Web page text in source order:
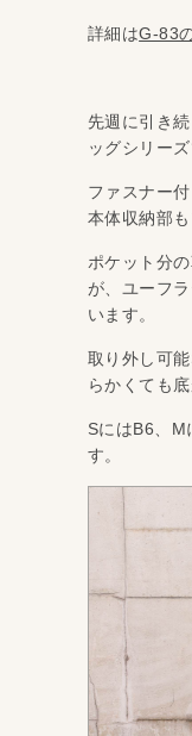
詳細はG-83
先週に引き
ッグシリーズ
ファスナー
本体収納部も
ポケット分
が、ユーフ
います。
取り外し可
らかくても
SにはB6、
す。